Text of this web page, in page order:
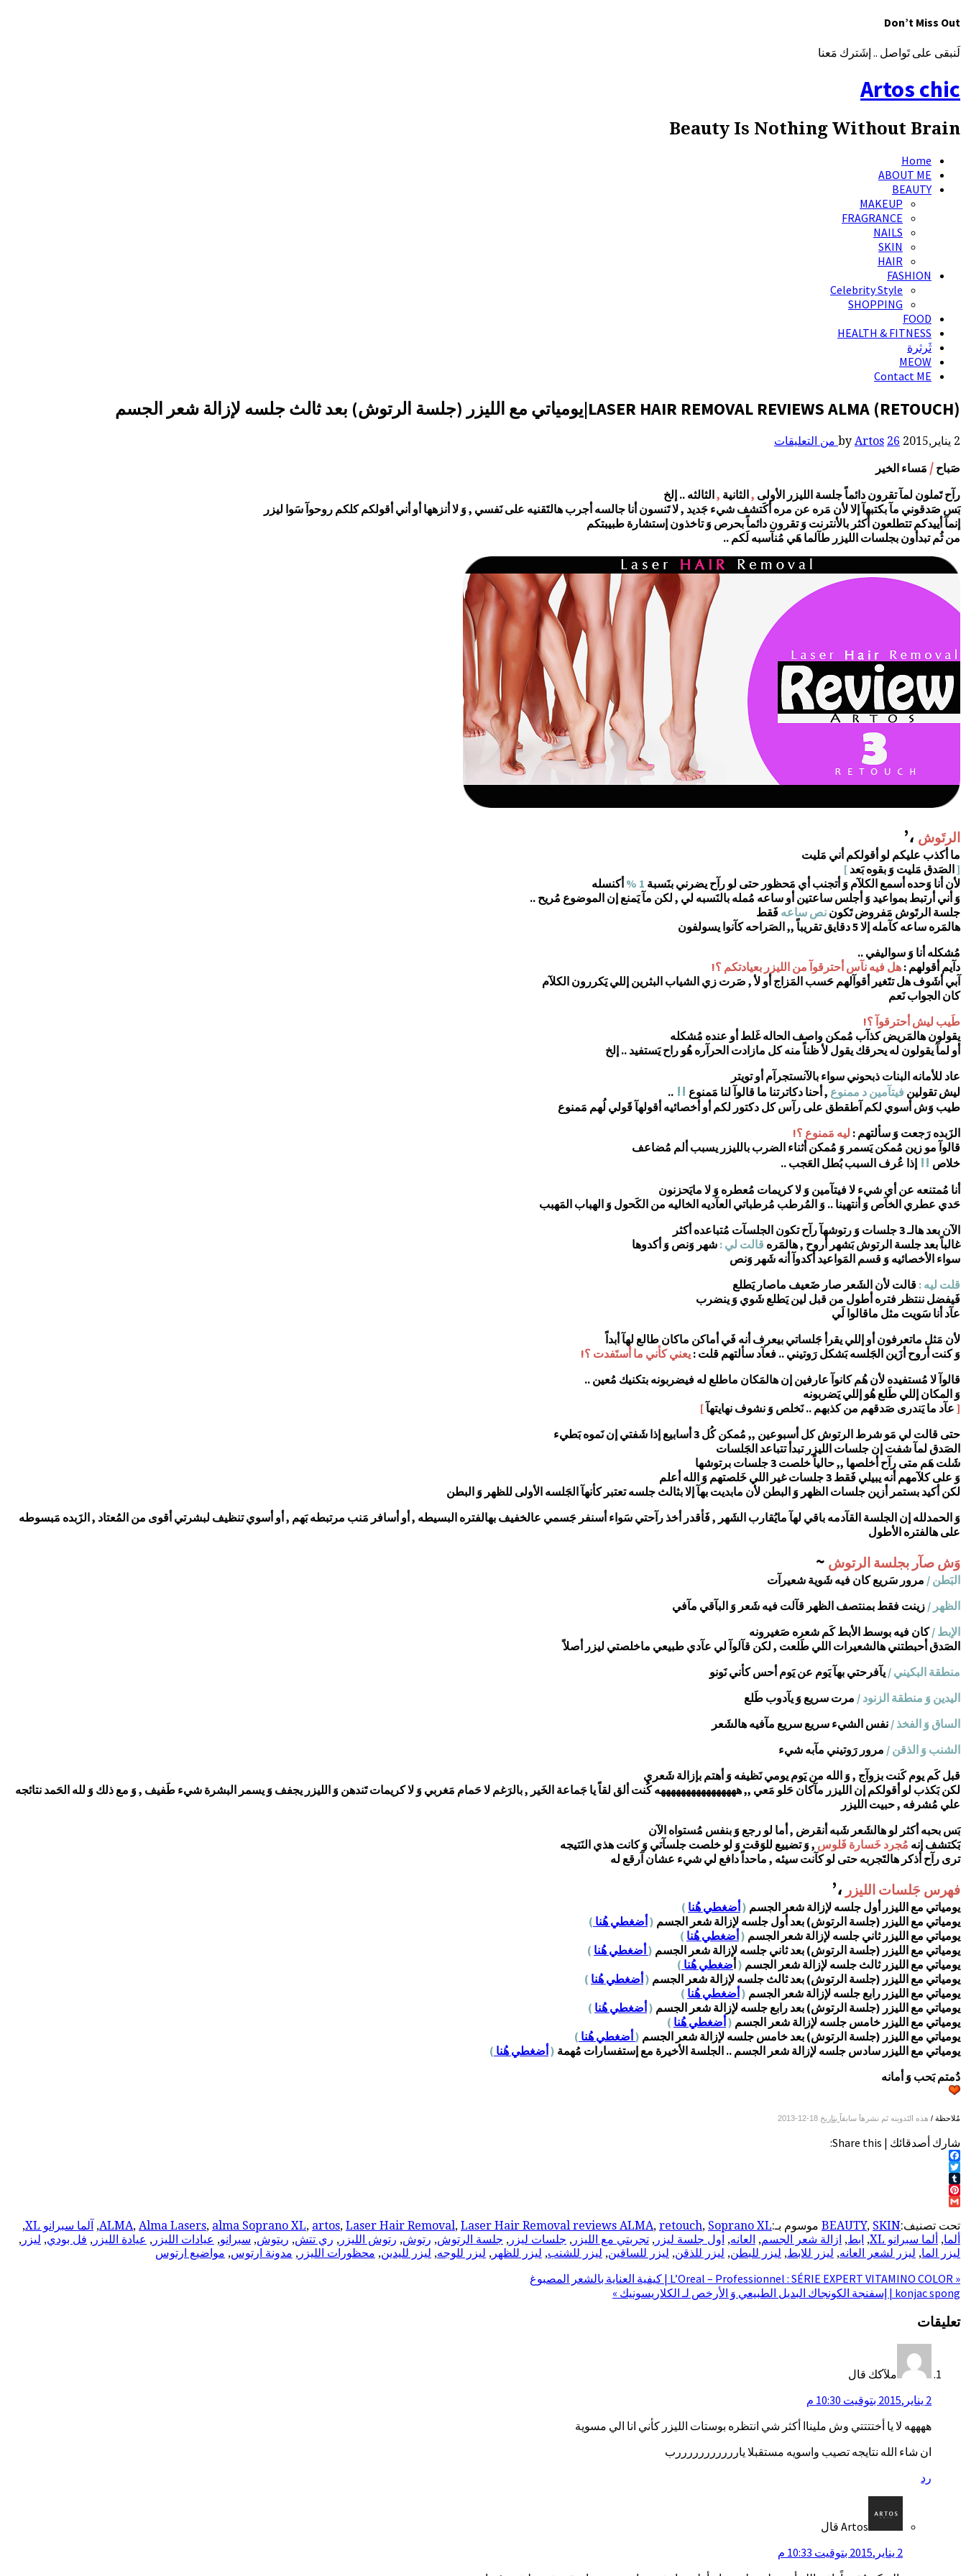
Don’t Miss Out
لَنبقى على تَواصل .. إشَترك مَعنا
Artos chic
Beauty Is Nothing Without Brain
Home
ABOUT ME
BEAUTY
MAKEUP
FRAGRANCE
NAILS
SKIN
HAIR
FASHION
Celebrity Style
SHOPPING
FOOD
HEALTH & FITNESS
ثَرثرة
MEOW
Contact ME
(LASER HAIR REMOVAL REVIEWS ALMA (RETOUCH|يومياتي مع الليزر (جلسة الرتوش) بعد ثالث جلسه لإزالة شعر الجسم
2 يناير,2015 Artos 26 من التعليقات
صَباح / مَساء الخير
رآح تَملون لمآ تقرون دائماً جلسة الليزر الأولى ,الثانية ,الثالثه .. إلخ
بَس صَدقوني مآ بكتبهآ إلا لأن مَره عن مره أكَتشف شيء جَديد , لا تَنسون أنا جالسه أجرب هالتَقنيه على نَفسي , وَ لا أنزهها أو أني أقولكم كلكم روحوآ سَوا ليزر
إنمآ أييدكم تتطلعون أكثر بالأنترنت وَ تقرون دائماً بحرص وَ تاخذون إستشارة طبيبتكم
من ثُم تبدأون بجلسات الليزر طآلما هَي مُنآسبه لَكم ..
الرتَوش ،’
ما أكذب عليكم لو أقولكم أني مَليت
[الصَدق مَليت وَ بقوه بَعد ]
لأن أنا وَحده أسمع الكلآم وَ أتجنب أي مَحظور حتى لو رآح يضرني بنَسبة 1 %
أكنسله
وَ أني أرتبط بمواعيد وَ أجلس ساعتين أو ساعه مُمله بالنَسبه لي , لكن مآ يَمنع إن الموضوع مُريح ..
جلسة الرتَوش مَفروض تَكون نص ساعه فَقط
هالمَره ساعه كآمله إلا 5 دقايق تقريباً ,, الصَراحه كآنوا يسولفون
مُشكله أنا وَ سواليفي ..
دآيم أقولهم : هل فيه نآس أحترقوآ من الليزر بعيادتكم ؟!
آبي أشَوف هل تتَغير أقوآلهم حَسب المَزاج أو لأ , صَرت زي الشياب البثرين إللي يَكررون الكلآم
كان الجواب نَعم
طَيب ليش أحترقوآ ؟!
يقولون هالمَريض كذآب مُمكن واصف الحاله غَلط أو عنده مُشكله
أو لمآ يقولون له يحرقك يقول لأ ظناً منه كل مازادت الحرآره هُو راح يَستفيد .. إلخ
عاد للأمانه البنات ذبحوني سواء بالآنستجرآم أو تويتر
ليش تقولين فيتآمين د ممنوع , أحنا دكاترتنا ما قالوآ لنا مَمنوع !!
..
طيب وَش أسوي لكم آطقطق على رآس كل دكتور لكم أو أخصائيه أقولهآ قَولي لُهم مَمنوع
الزَبده رَجعت وَ سألتهم : ليه مَمنوع ؟!
قالوآ مو زين مُمكن يَسمر وَ مُمكن أثناء الضرب بالليزر يسبب ألم مُضاعف
خلاص !! إذا عُرف السبب بُطل العَجب ..
أنا مُمتنعه عن أي شيء لا فيتآمين وَ لا كريمات مُعطره وَ لا مايَحزنون
حَدي عطري الخآص وَ أنتهينا .. وَ المُرطب مُرطباتي العآديه الخاليه من الكَحول وَ الهباب المَهبب
الآن بعد هالـ 3 جلسات وَ رتوشهآ رآح تكون الجلسآت مُتباعده أكثر
غالباً بعد جلسة الرتوش بَشهر أروح , هالمَره قالت لي : شهر وَنص وَ أكدوها
سواء الأخصائيه وَ قسم المَواعيد أكدوآ أنه شَهر وَنص
قلت ليه : قالت لأن الشَعر صار ضَعيف ماصار يَطلع
فَيفضل ننتظر فتره أطول من قبل لين يَطلع شَوي وَ ينضرب
عآد أنا سَويت مثل ماقالوا لَي
لأن مَثل ماتعرفون أو إللي يقرأ جَلساتي بيعرف أنه فَي أماكن ماكان طالع لهآ أبداً
وَ كنت أروح أزَين الجَلسه بَشكل رَوتيني .. فعآد سألتهم قلت : يعني كأني ما أستَفدت ؟!
قالوآ لا مُستفيده لأن هُم كانوآ عارفين إن هالمَكان ماطلع له فيضربونه بتكنيك مُعين ..
وَ المكان إللي طَلع هُو إللي يَضربونه
[ عآد ما يَندرى صَدقهم من كذبهم .. نَخلص وَ نشوف نهايتهآ ]
حتى قالت لي مَو شرط الرتوش كل أسبوعين ,, مُمكن كُل 3 أسابيع إذا شَفتي إن نَموه بَطيء
الصَدق لمآ شفت إن جلسات الليزر تبدأ تتباعد الجَلسات
شَلت هَم متى رآح أخلصها ,, حالياً خلصت 3 جلسات برتوشها
وَ على كلآمهم أنه يبيلي فَقط 3 جلسات غير اللي خَلصتهم وَ الله أعلم
لكن أكيد بستمر أزين جلسات الظهر وَ البطن لأن مابديت بهآ إلا بثالث جلسه تعتبر كأنهآ الجَلسه الأولى للظهر وَ البطن
وَ الحمدلله إن الجلسة القآدمه باقي لهآ مايُقارب الشَهر , فَأقدر أخذ رآحتي سَواء أسنفر جَسمي عالخفيف بهالفتره البسيطه , أو أسافر مَنب مرتبطه بَهم , أو أسوي تنظيف لبشرتي أقوى من المُعتاد , الزَبده مَبسوطه
على هالفتره الأطول
وَش صآر بجلسة الرتوش ~
البَطن / مرور سَريع كان فيه شَوية شعيرآت
الظهر / زينت فقط بمنتصف الظهر قآلت فيه شَعر وَ البآقي مآفي
الإبط /كان فيه بوسط الأبط كَم شعره صَغيرونه
الصَدق أحبطتني هالشعيرات اللي طَلعت , لكن قآلوآ لي عآدي طبيعي ماخلصتي ليزر أصلاً
منطقة البكيني / يآفرحتي بهآ يَوم عن يَوم أحس كأني نَونو
اليدين وَ منطقة الزنود / مرت سريع وَ يآدوب طَلع
الساق وَ الفخذ / نفس الشيء سريع سريع مآفيه هالشَعر
الشنب وَ الذقن / مرور رَوتيني مآبه شيء
قبل كَم يوم كَنت بزوآج , وَ الله من يَوم يومي نَظيفه وَ أهتم بإزالة شَعري
لكن بَكذب لو أقولكم إن الليزر مآكان حَلو مَعي ,, ههههههههههههههههه كُنت ألق لقاً يا جَماعة الخَير , بالرَغم لا حَمام مَغربي وَ لا كريمات تَندهن وَ الليزر يجفف وَ يسمر البشرة شيء طَفيف , وَ مع ذلك وَ لله الحَمد نتائجه
علي مُشرفه , حبيت الليزر
بَس بحبه أكثر لو هالشَعر شَبه أنقرض , أما لو رجع وَ بنفس مُستواه الآن
بَكتشف إنه مُجرد خَسارة فَلوس , وَ تضييع للوَقت وَ لو خلصت جلسآتي وَ كانت هذي النَتيجه
ترى رآح أذكر هالتَجربه حتى لو كآنت سيئه , ماحداً دافع لي شيء عشان آرقع له
فهرس جَلسات الليزر ،’
يومياتي مع الليزر أول جلسه لإزالة شعر الجسم ( أضغطي هُنا )
يومياتي مع الليزر (جلسة الرتوش) بعد أول جلسه لإزالة شعر الجسم ( أضغطي هُنا )
يومياتي مع الليزر ثاني جلسه لإزالة شعر الجسم ( أضغطي هُنا )
يومياتي مع الليزر (جلسة الرتوش) بعد ثاني جلسه لإزالة شعر الجسم ( أضغطي هُنا )
يومياتي مع الليزر ثالث جلسه لإزالة شعر الجسم ( أضغطي هُنا )
يومياتي مع الليزر (جلسة الرتوش) بعد ثالث جلسه لإزالة شعر الجسم ( أضغطي هُنا )
يومياتي مع الليزر رابع جلسه لإزالة شعر الجسم ( أضغطي هُنا )
يومياتي مع الليزر (جلسة الرتوش) بعد رابع جلسه لإزالة شعر الجسم ( أضغطي هُنا )
يومياتي مع الليزر خامس جلسه لإزالة شعر الجسم ( أضغطي هُنا )
يومياتي مع الليزر (جلسة الرتوش) بعد خامس جلسه لإزالة شعر الجسم ( أضغطي هُنا )
يومياتي مع الليزر سادس جلسه لإزالة شعر الجسم .. الجلسة الأخيرة مع إستفسارات مُهمة ( أضغطي هُنا )
دُمتم بَحب وَ أمانه
مُلاحظة / هذه التَدوينه تَم نشرهآ سابقاً بتاريخ
شارك أصدقائك | Share this:
Facebook
Twitter
Tumblr
Pinterest
تحت تصنيف: BEAUTY, SKIN موسوم بـ: ALMA, Alma Lasers, alma Soprano XL, artos, Laser Hair Removal, Laser Hair Removal reviews ALMA, retouch, Soprano XL
, آلما سبرانو XL
,
ألما, ألما سبرانو XL , ابط, ازالة شعر الجسم, العانه, اول جلسة ليزر , تجربتي مع الليزر , جلسات ليزر , جلسة الرتوش, رتوش, رتوش الليزر , ري تتش, ريتوش, سبرانو, عيادات الليزر , عيادة الليزر , فل بودي, ليزر ,
ليزر الما, ليزر لشعر العانه, ليزر للابط, ليزر للبطن, ليزر للذقن, ليزر للساقين, ليزر للشنب, ليزر للظهر , ليزر للوجه, ليزر لليدين, محظورات الليزر , مدونة ارتوس, مواضيع ارتوس
« L’Oreal – Professionnel : SÉRIE EXPERT VITAMINO COLOR | كيفية العناية بالشعر المصبوغ
konjac spong | إسفنجة الكونجاك البديل الطبيعي وَ الأرخص لـ الكلاريسونيك »
تعليقات
ملآكك قال
2 يناير,2015 بتوقيت 10:30 م
ههههه لا يا أختتتتي وش مليناا أكثر شي انتظره بوستات الليزر كأني انا الي مسوية
ان شاء الله نتايجه تصيب واسويه مستقبلا يارررررررررررب
رد
Artos قال
2 يناير,2015 بتوقيت 10:33 م